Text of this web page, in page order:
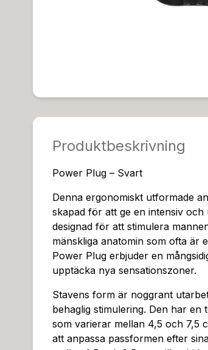
Produktbeskrivning
Power Plug – Svart
Denna ergonomiskt utformade
skapad för att ge en intensiv
designad för att stimulera
mänskliga anatomin som ofta är
Power Plug erbjuder en
upptäcka nya sensationszoner.
Stavens form är noggrant
behaglig stimulering. Den har en
som varierar mellan 4,5 och 7,5
att anpassa passformen efter